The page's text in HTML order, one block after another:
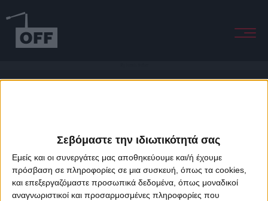
Σεβόμαστε την ιδιωτικότητά σας
Εμείς και οι συνεργάτες μας αποθηκεύουμε και/ή έχουμε
πρόσβαση σε πληροφορίες σε μια συσκευή, όπως τα cookies,
και επεξεργαζόμαστε προσωπικά δεδομένα, όπως μοναδικοί
αναγνωριστικοί και προσαρμοσμένες πληροφορίες που
About Offradio Business Class Terms & Conditions
Privacy Policy